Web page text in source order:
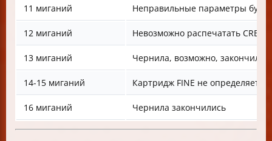
11 миганий Неправильные параметры
12 миганий Невозможно распечатать
13 миганий Чернила, возможно,
14-15 миганий Картридж FINE не определяется
16 миганий Чернила закончились